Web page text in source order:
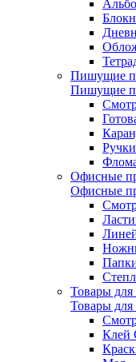
Пишущие
Пишущие
Ручки
Офисные
Офисные
Товары для
Товары для
Клей